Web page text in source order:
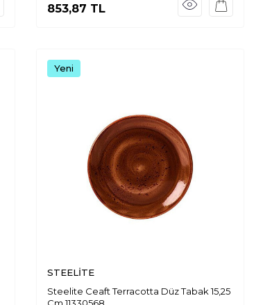
853,87 TL
Yeni
STEELİTE
Steelite Ceaft Terracotta Düz Tabak 15,25